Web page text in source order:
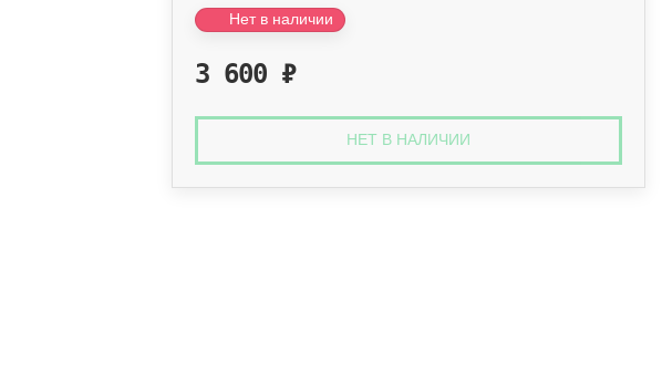
Нет в наличии
3 600 ₽
НЕТ В НАЛИЧИИ